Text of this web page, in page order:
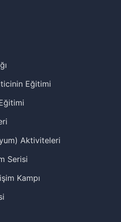
Eğitimi
Aktiviteleri
Serisi
Kampı